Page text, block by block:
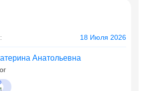
18 Июля 2026
Анатольевна